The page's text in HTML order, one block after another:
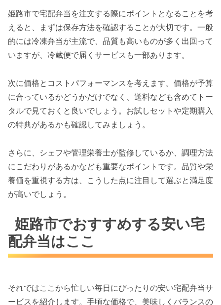
姫路市で宅配弁当を注文する際にポイントとなることを考
えると、まずは保存方法を確認することが大切です。一般
的には冷凍弁当が主流で、品質も高いものが多く出回って
いますが、冷蔵便で届くサービスも一部あります。
次に価格とコストパフォーマンスを考えます。価格が予算
に合っているかどうかだけでなく、送料なども含めてトー
タルで見ておくと良いでしょう。お試しセットや定期購入
の特典があるかも確認してみましょう。
さらに、シェフや管理栄養士が監修しているか、調理方法
にこだわりがあるかなども重要なポイントです。品質や栄
養価を重視する方は、こうした点に注目して選ぶと満足度
が高いでしょう。
姫路市でおすすめする安い宅
配弁当はここ
それではここから忙しい毎日にぴったりの安い宅配弁当サ
ービスを紹介します。手頃な価格で、美味しくバランスの